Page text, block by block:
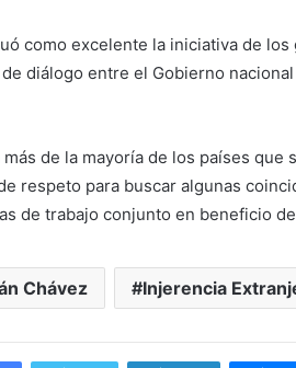
como excelente la iniciativa de los
diálogo entre el Gobierno
de la mayoría de los países
respeto para buscar algunas
de trabajo conjunto en beneficio
Chávez Injerencia